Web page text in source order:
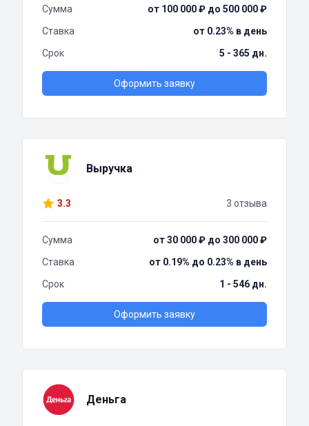
Сумма
от 100 000 ₽ до 500 000 ₽
Ставка
от 0.23% в день
Срок
5 - 365 дн.
Оформить заявку
Выручка
3.3 3 отзыва
Сумма
от 30 000 ₽ до 300 000 ₽
Ставка
от 0.19% до 0.23% в день
Срок
1 - 546 дн.
Оформить заявку
Деньга